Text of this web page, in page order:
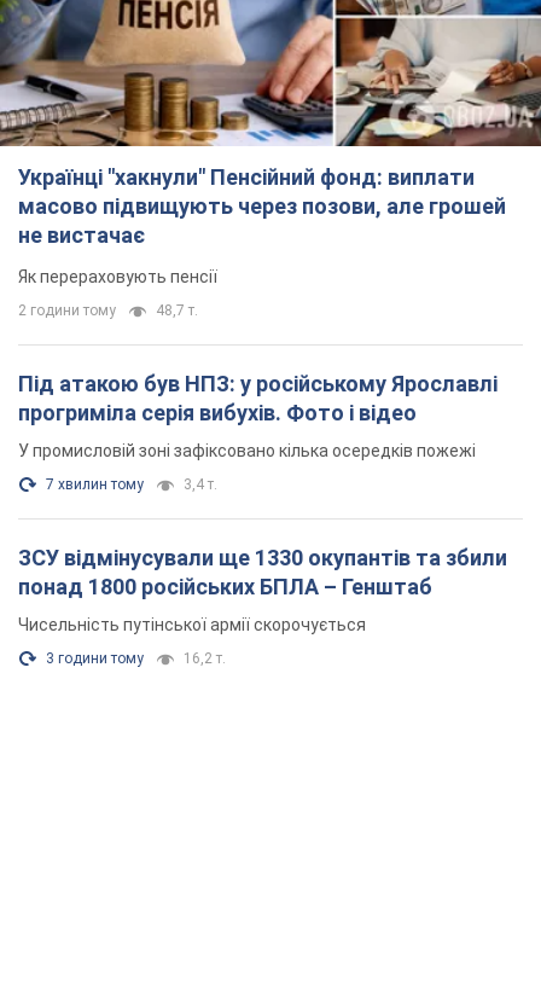
Українці "хакнули" Пенсійний фонд: виплати
масово підвищують через позови, але грошей
не вистачає
Як перераховують пенсії
2 години тому 48,7 т.
Під атакою був НПЗ: у російському Ярославлі
прогриміла серія вибухів. Фото і відео
У промисловій зоні зафіксовано кілька осередків пожежі
7 хвилин тому 3,4 т.
ЗСУ відмінусували ще 1330 окупантів та збили
понад 1800 російських БПЛА – Генштаб
Чисельність путінської армії скорочується
3 години тому 16,2 т.